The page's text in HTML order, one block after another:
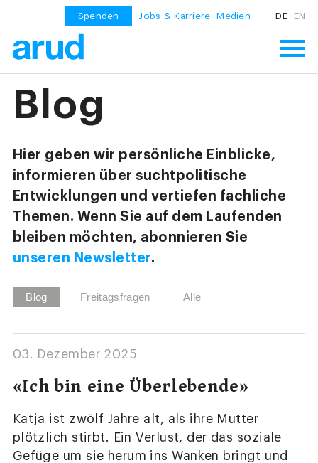
Spenden Jobs & Karriere Medien DE EN
Blog
Hier geben wir persönliche Einblicke,
informieren über suchtpolitische
Entwicklungen und vertiefen fachliche
Themen. Wenn Sie auf dem Laufenden
bleiben möchten, abonnieren Sie
unseren Newsletter.
Blog Freitagsfragen Alle
03. Dezember 2025
«Ich bin eine Überlebende»
Katja ist zwölf Jahre alt, als ihre Mutter
plötzlich stirbt. Ein Verlust, der das soziale
Gefüge um sie herum ins Wanken bringt und